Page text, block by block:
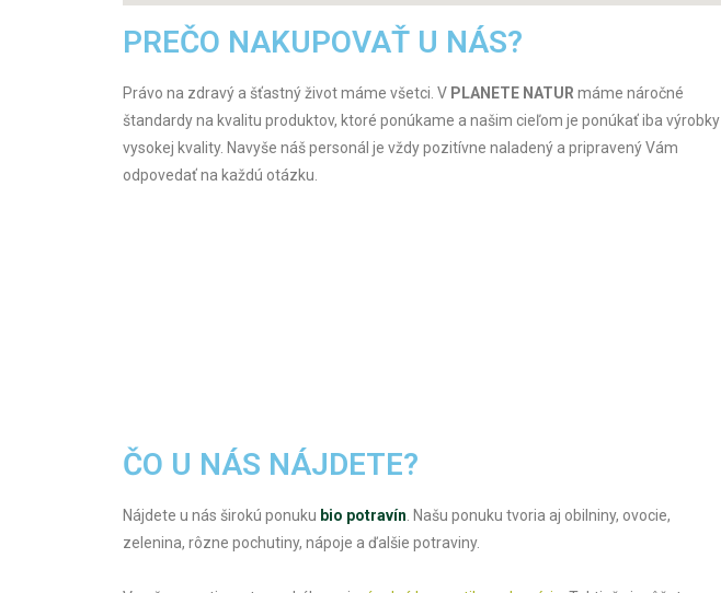
PREČO NAKUPOVAŤ U NÁS?
Právo na zdravý a šťastný život máme všetci. V PLANETE NATUR máme náročné
štandardy na kvalitu produktov, ktoré ponúkame a našim cieľom je ponúkať iba výrobky
vysokej kvality. Navyše náš personál je vždy pozitívne naladený a pripravený Vám
odpovedať na každú otázku.
ČO U NÁS NÁJDETE?
Nájdete u nás širokú ponuku bio potravín . Našu ponuku tvoria aj obilniny, ovocie,
zelenina, rôzne pochutiny, nápoje a ďalšie potraviny.